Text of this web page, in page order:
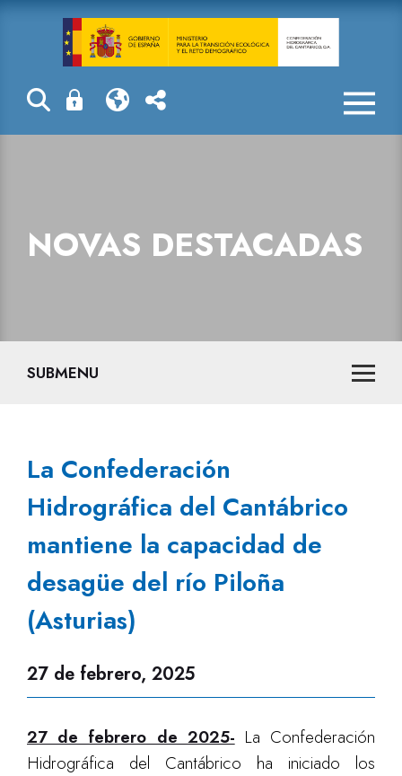
La
NOVAS DESTACADAS
SUBMENU
La Confederación
Hidrográfica del Cantábrico
mantiene la capacidad de
desagüe del río Piloña
(Asturias)
27 de febrero, 2025
27 de febrero de 2025- La Confederación
Hidrográfica del Cantábrico ha iniciado los